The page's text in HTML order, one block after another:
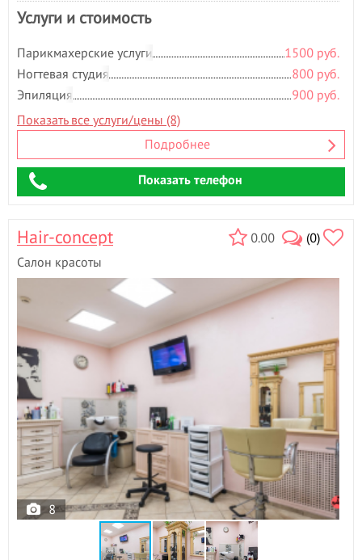
Услуги и стоимость
Парикмахерские услуги
1500 руб.
Ногтевая студия
800 руб.
Эпиляция
900 руб.
Показать все услуги/цены (8)
Подробнее
Показать телефон
0.00 (0)
Hair-concept
Салон красоты
8